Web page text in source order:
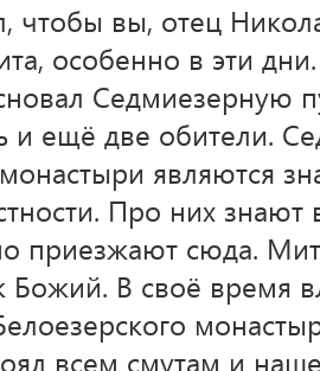
чтобы вы, отец
особенно в эти
Седмиезерную
и ещё две обители.
являются
Про них
приезжают сюда.
Божий. В своё время
всем смутам и